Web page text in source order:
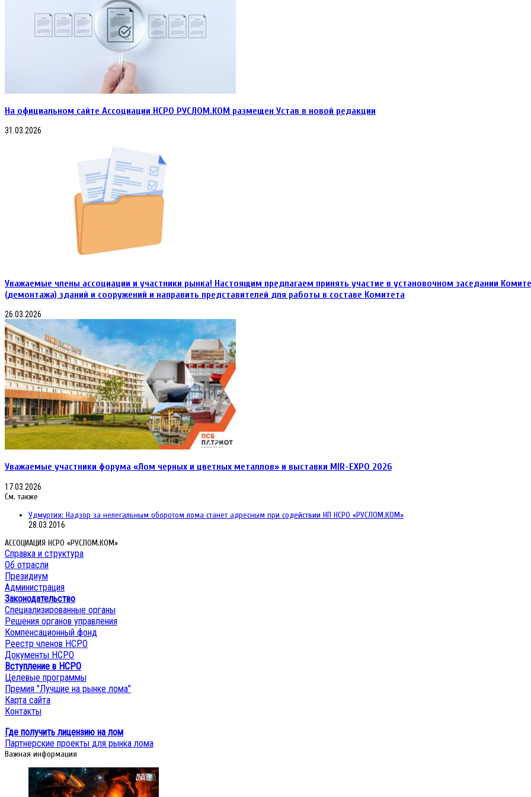
На официальном сайте Ассоциации НСРО РУСЛОМ.КОM размещен Устав в новой редакции
31.03.2026
Уважаемые члены ассоциации и участники рынка! Настоящим предлагаем принять участие в установочном заседании
(демонтажа) зданий и сооружений и направить представителей для работы в составе Комитета
26.03.2026
Уважаемые участники форума «Лом черных и цветных металлов» и выставки MIR-EXPO 2026
17.03.2026
См. также
Удмуртия: Надзор за нелегальным оборотом лома станет адресным при содействии НП НСРО «РУСЛОМ.КОМ»
28.03.2016
АССОЦИАЦИЯ НСРО «РУСЛОМ.КОМ»
Справка и структура
Об отрасли
Президиум
Администрация
Законодательство
Специализированные органы
Решения органов управления
Компенсационный фонд
Реестр членов НСРО
Документы НСРО
Вступление в НСРО
Целевые программы
Премия "Лучшие на рынке лома"
Карта сайта
Контакты
Где получить лицензию на лом
Партнерские проекты для рынка лома
Важная информация